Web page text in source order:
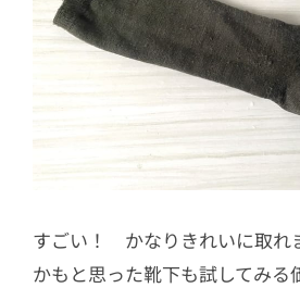
すごい！ かなりきれいに取れ
かもと思った靴下も試してみる